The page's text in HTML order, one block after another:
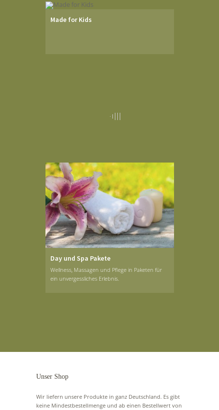
Made for Kids
Day und Spa Pakete
Wellness, Massagen und Pflege in Paketen für
ein unvergessliches Erlebnis.
Unser Shop
Wir liefern unsere Produkte in ganz Deutschland. Es gibt
keine Mindestbestellmenge und ab einen Bestellwert von